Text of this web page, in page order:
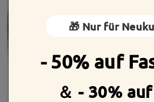
MEHR ANZEIGEN
🎁 Nur für
- 50% auf
＆ - 30%